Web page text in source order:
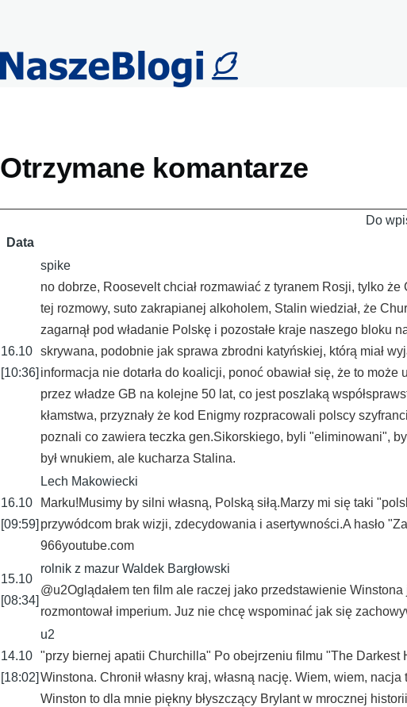
tabs
Otrzymane komantarze
Do
Data
16.10
[10:36]
spike
no dobrze, Roosevelt chciał rozmawiać z tyranem Rosji, tylko
tej rozmowy, suto zakrapianej alkoholem, Stalin wiedział, że
zagarnął pod władanie Polskę i pozostałe kraje naszego bloku
skrywana, podobnie jak sprawa zbrodni katyńskiej, którą miał
informacja nie dotarła do koalicji, ponoć obawiał się, że to
przez władze GB na kolejne 50 lat, co jest poszlaką
kłamstwa, przyznały że kod Enigmy rozpracowali polscy
poznali co zawiera teczka gen.Sikorskiego, byli "eliminowani",
był wnukiem, ale kucharza Stalina.
16.10
[09:59]
Lech Makowiecki
Marku!Musimy by silni własną, Polską siłą.Marzy mi się taki
przywódcom brak wizji, zdecydowania i asertywności.A hasło
966youtube.com
15.10
[08:34]
rolnik z mazur Waldek Bargłowski
@u2Oglądałem ten film ale raczej jako przedstawienie
rozmontował imperium. Juz nie chcę wspominać jak się
14.10
[18:02]
u2
"przy biernej apatii Churchilla" Po obejrzeniu filmu "The Darkest
Winstona. Chronił własny kraj, własną nację. Wiem, wiem,
Winston to dla mnie piękny błyszczący Brylant w mrocznej